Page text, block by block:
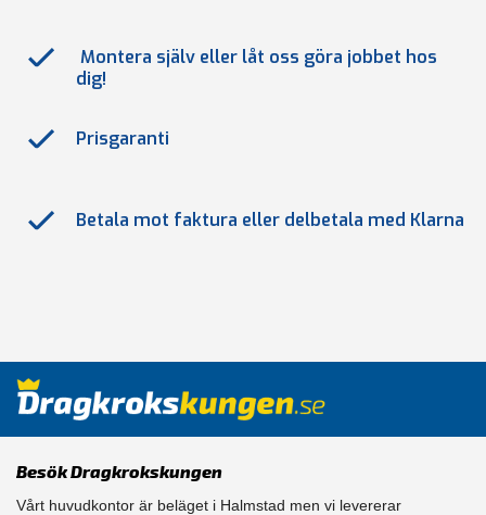
Montera själv eller låt oss göra jobbet hos
dig!
Prisgaranti
Betala mot faktura eller delbetala med Klarna
Besök Dragkrokskungen
Vårt huvudkontor är beläget i Halmstad men vi levererar